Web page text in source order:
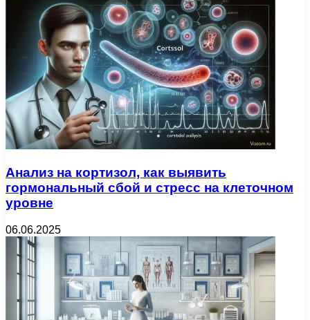
Анализ на кортизол, как выявить
гормональный сбой и стресс на клеточном
уровне
06.06.2025